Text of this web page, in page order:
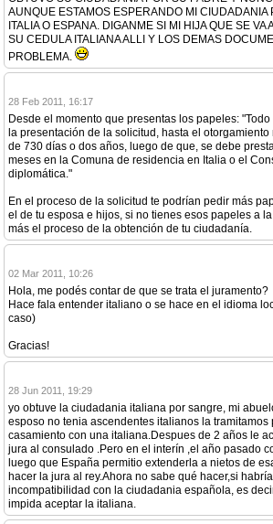
AUNQUE ESTAMOS ESPERANDO MI CIUDADANIA
ITALIA O ESPANA. DIGANME SI MI HIJA QUE SE VA
SU CEDULA ITALIANA ALLI Y LOS DEMAS
PROBLEMA.
28 Feb 2011, 16:17
Desde el momento que presentas los papeles:
la presentación de la solicitud, hasta el
de 730 días o dos años, luego de que, se debe
meses en la Comuna de residencia en Italia o el
diplomática."
En el proceso de la solicitud te podrían pedir más
el de tu esposa e hijos, si no tienes esos papeles a
más el proceso de la obtención de tu ciudadanía.
02 Mar 2011, 10:26
Hola, me podés contar de que se trata el juramento?
Hace fala entender italiano o se hace en el idioma
caso)
Gracias!
28 Jun 2011, 19:29
yo obtuve la ciudadania italiana por sangre, mi
esposo no tenia ascendentes italianos la tramitamos
casamiento con una italiana.Despues de 2 años le
jura al consulado .Pero en el interín ,el año pasado
luego que España permitio extenderla a nietos de
hacer la jura al rey.Ahora no sabe qué hacer,si
incompatibilidad con la ciudadania española, es
impida aceptar la italiana.